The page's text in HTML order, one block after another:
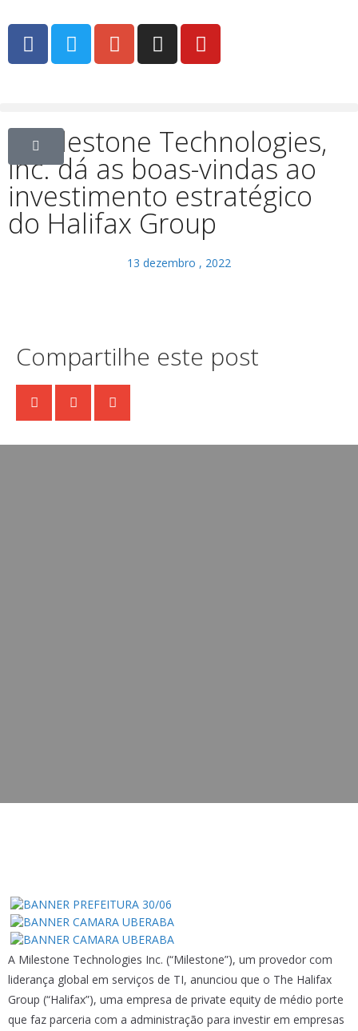
A Milestone Technologies,
Inc. dá as boas-vindas ao
investimento estratégico
do Halifax Group
13 dezembro , 2022
Compartilhe este post
A Milestone Technologies Inc. (“Milestone”), um provedor com
liderança global em serviços de TI, anunciou que o The Halifax
Group (“Halifax”), uma empresa de private equity de médio porte
que faz parceria com a administração para investir em empresas